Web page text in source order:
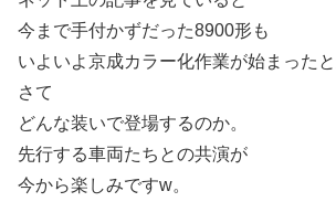
今まで手付かずだった8900形も
いよいよ京成カラー化作業が始まったと
さて
どんな装いで登場するのか。
先行する車両たちとの共演が
今から楽しみですw。